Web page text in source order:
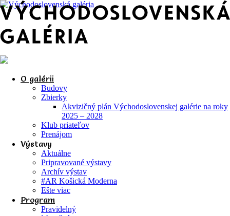
O galérii
Budovy
Zbierky
Akvizičný plán Východoslovenskej galérie na roky
2025 – 2028
Klub priateľov
Prenájom
Výstavy
Aktuálne
Pripravované výstavy
Archív výstav
#AR Košická Moderna
Ešte viac
Program
Pravidelný